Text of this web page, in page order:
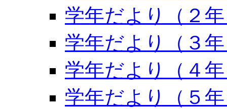
学年だより（２
学年だより（３
学年だより（４
学年だより（５